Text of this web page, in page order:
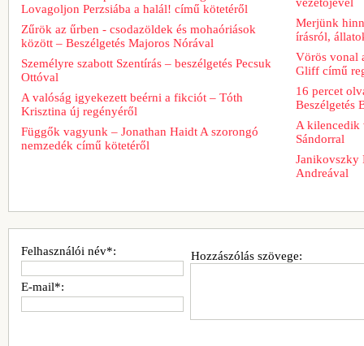
Lovagoljon Perzsiába a halál! című kötetéről
Zűrök az űrben - csodazöldek és mohaóriások
között – Beszélgetés Majoros Nórával
Személyre szabott Szentírás – beszélgetés Pecsuk
Ottóval
A valóság igyekezett beérni a fikciót – Tóth
Krisztina új regényéről
Függők vagyunk – Jonathan Haidt A szorongó
nemzedék című kötetéről
Merjünk
írásról,
Vörös vonal
Gliff című
16 percet
Beszélgetés
A kilencedik
Sándorral
Janikovszky
Andreával
Hozzászólás szövege:
Felhasználói név*:
E-mail*: